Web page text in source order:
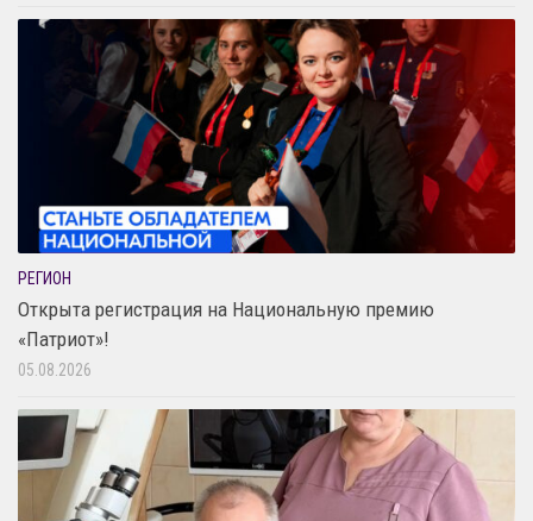
РЕГИОН
Открыта регистрация на Национальную премию
«Патриот»!
05.08.2026